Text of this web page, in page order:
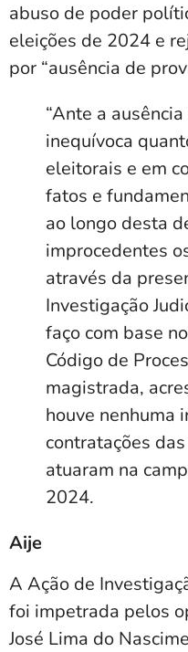
abuso de poder
eleições de 2024 e
por “ausência de
“Ante a
inequívoca
eleitorais e em
fatos e
ao longo desta
improcedentes
através da
Investigação
faço com base
Código de
magistrada,
houve nenhuma
contratações
atuaram na
2024.
Aije
A Ação de
foi impetrada pelos
José Lima do